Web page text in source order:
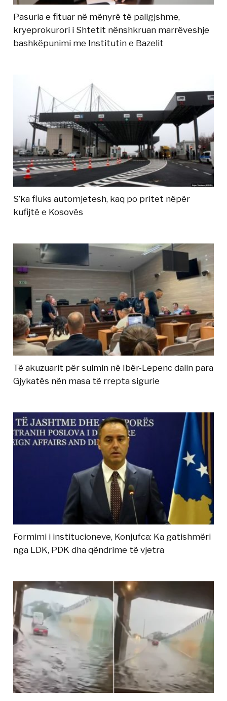
Pasuria e fituar në mënyrë të paligjshme,
kryeprokurori i Shtetit nënshkruan marrëveshje
bashkëpunimi me Institutin e Bazelit
S’ka fluks automjetesh, kaq po pritet nëpër
kufijtë e Kosovës
Të akuzuarit për sulmin në Ibër-Lepenc dalin para
Gjykatës nën masa të rrepta sigurie
Formimi i institucioneve, Konjufca: Ka gatishmëri
nga LDK, PDK dha qëndrime të vjetra